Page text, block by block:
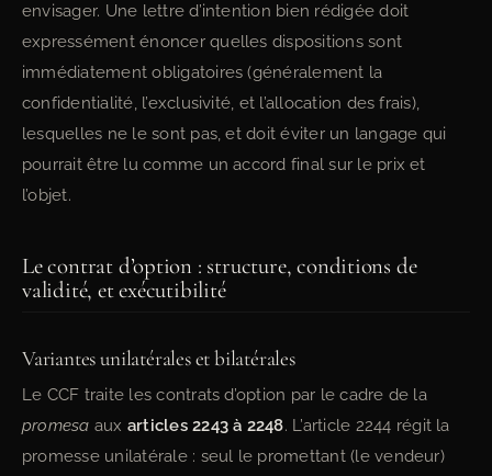
envisager. Une lettre d’intention bien rédigée doit
expressément énoncer quelles dispositions sont
immédiatement obligatoires (généralement la
confidentialité, l’exclusivité, et l’allocation des frais),
lesquelles ne le sont pas, et doit éviter un langage qui
pourrait être lu comme un accord final sur le prix et
l’objet.
Le contrat d’option : structure, conditions de
validité, et exécutibilité
Variantes unilatérales et bilatérales
Le CCF traite les contrats d’option par le cadre de la
promesa aux articles 2243 à 2248. L’article 2244 régit la
promesse unilatérale : seul le promettant (le vendeur)